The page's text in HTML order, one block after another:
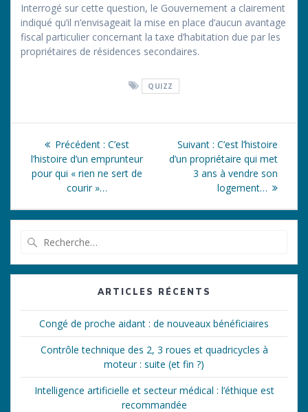
Interrogé sur cette question, le Gouvernement a clairement
indiqué qu’il n’envisageait la mise en place d’aucun avantage
fiscal particulier concernant la taxe d’habitation due par les
propriétaires de résidences secondaires.
QUIZZ
Navigation
de
l’article
Précédent : Article
précédent
:
C’est
l’histoire d’un emprunteur
pour qui « rien ne sert de
courir »…
Suivant : Article
suivant
C’est l’histoire
d’un propriétaire qui met
3 ans à vendre son
logement…
:
ARTICLES RÉCENTS
Congé de proche aidant : de nouveaux bénéficiaires
Contrôle technique des 2, 3 roues et quadricycles à
moteur : suite (et fin ?)
Intelligence artificielle et secteur médical : l’éthique est
recommandée